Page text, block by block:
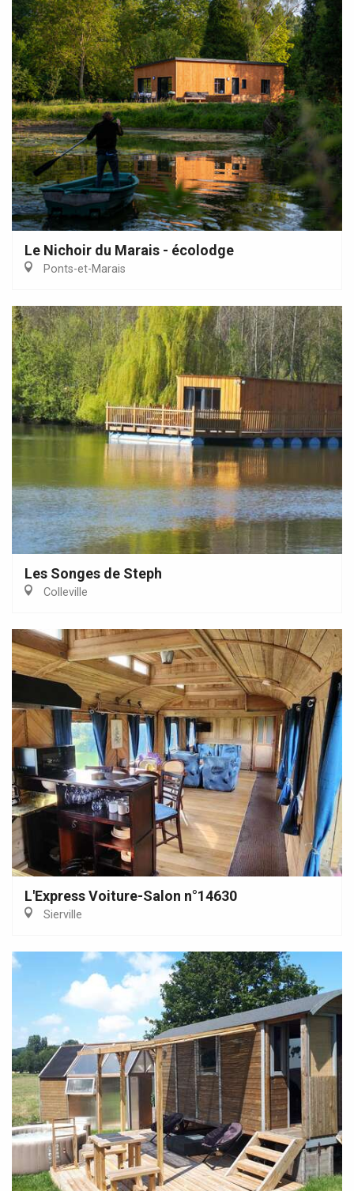
Le Nichoir du Marais - écolodge
Ponts-et-Marais
Les Songes de Steph
Colleville
L'Express Voiture-Salon n°14630
Sierville